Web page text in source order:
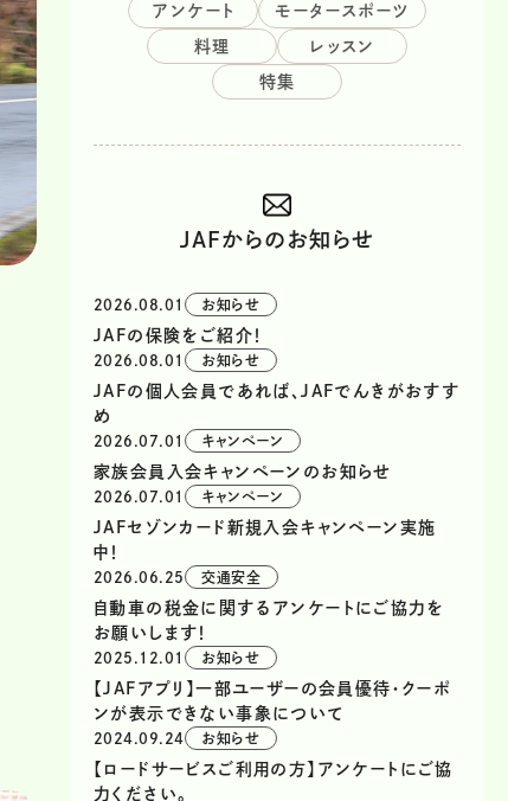
アンケート モータースポーツ
料理 レッスン
特集
JAFからのお知らせ
2026.08.01 お知らせ
JAFの保険をご紹介！
2026.08.01 お知らせ
JAFの個人会員であれば、JAFでんきがおすす
め
2026.07.01 キャンペーン
家族会員入会キャンペーンのお知らせ
2026.07.01 キャンペーン
JAFセゾンカード新規入会キャンペーン実施
中！
2026.06.25 交通安全
自動車の税金に関するアンケートにご協力を
お願いします！
2025.12.01 お知らせ
【JAFアプリ】一部ユーザーの会員優待・クーポ
ンが表示できない事象について
2024.09.24 お知らせ
【ロードサービスご利用の方】アンケートにご協
力ください。